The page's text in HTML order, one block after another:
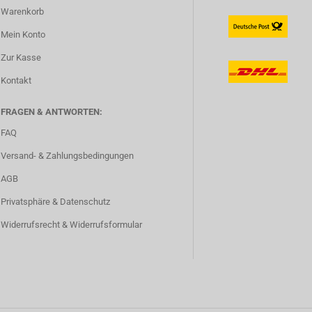
Warenkorb
Mein Konto
Zur Kasse
Kontakt
FRAGEN & ANTWORTEN:
FAQ
Versand- & Zahlungsbedingungen
AGB
Privatsphäre & Datenschutz
Widerrufsrecht & Widerrufsformular